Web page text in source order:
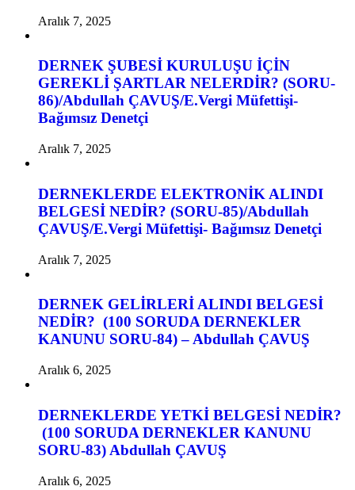
Aralık 7, 2025
DERNEK ŞUBESİ KURULUŞU İÇİN
GEREKLİ ŞARTLAR NELERDİR? (SORU-
86)/Abdullah ÇAVUŞ/E.Vergi Müfettişi-
Bağımsız Denetçi
Aralık 7, 2025
DERNEKLERDE ELEKTRONİK ALINDI
BELGESİ NEDİR? (SORU-85)/Abdullah
ÇAVUŞ/E.Vergi Müfettişi- Bağımsız Denetçi
Aralık 7, 2025
DERNEK GELİRLERİ ALINDI BELGESİ
NEDİR? (100 SORUDA DERNEKLER
KANUNU SORU-84) – Abdullah ÇAVUŞ
Aralık 6, 2025
DERNEKLERDE YETKİ BELGESİ NEDİR?
(100 SORUDA DERNEKLER KANUNU
SORU-83) Abdullah ÇAVUŞ
Aralık 6, 2025